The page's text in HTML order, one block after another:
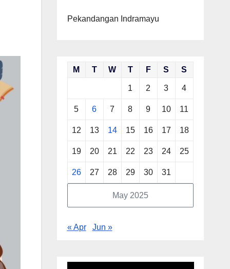
Pekandangan Indramayu
May 2025
M T W T F S S
1 2 3 4
5 6 7 8 9 10 11
12 13 14 15 16 17 18
19 20 21 22 23 24 25
26 27 28 29 30 31
« Apr Jun »